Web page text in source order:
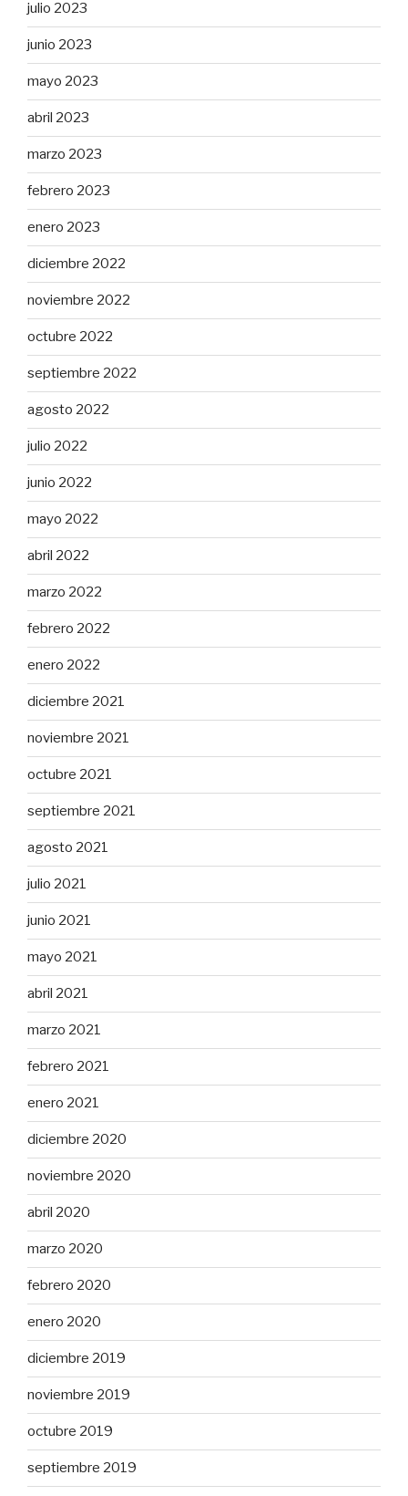
julio 2023
junio 2023
mayo 2023
abril 2023
marzo 2023
febrero 2023
enero 2023
diciembre 2022
noviembre 2022
octubre 2022
septiembre 2022
agosto 2022
julio 2022
junio 2022
mayo 2022
abril 2022
marzo 2022
febrero 2022
enero 2022
diciembre 2021
noviembre 2021
octubre 2021
septiembre 2021
agosto 2021
julio 2021
junio 2021
mayo 2021
abril 2021
marzo 2021
febrero 2021
enero 2021
diciembre 2020
noviembre 2020
abril 2020
marzo 2020
febrero 2020
enero 2020
diciembre 2019
noviembre 2019
octubre 2019
septiembre 2019